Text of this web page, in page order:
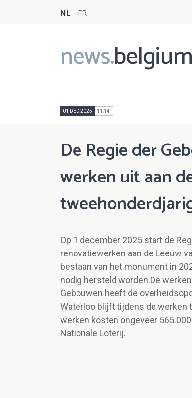
NL FR
news.belgium
Main
navigation
01 DEC 2025 11:14
De Regie der
werken uit aan
Op 1 december 2025 start de
renovatiewerken aan de Leeuw
bestaan van het monument in
nodig hersteld worden.De
Gebouwen heeft de
Waterloo blijft tijdens de werken
werken kosten ongeveer
Nationale Loterij.